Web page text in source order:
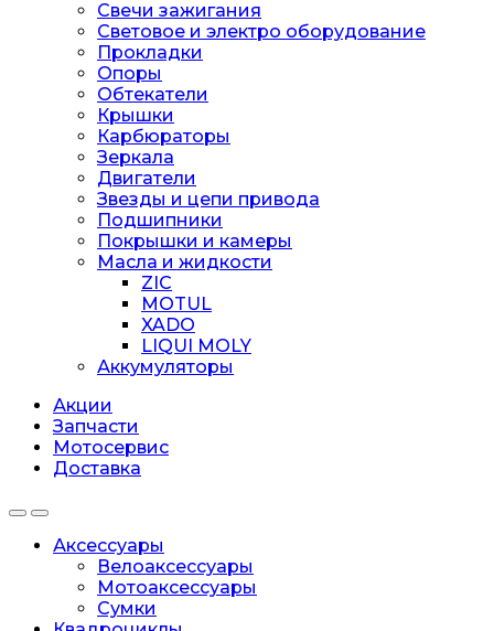
Свечи зажигания
Световое и электро оборудование
Прокладки
Опоры
Обтекатели
Крышки
Карбюраторы
Зеркала
Двигатели
Звезды и цепи привода
Подшипники
Покрышки и камеры
Масла и жидкости
ZIC
MOTUL
XADO
LIQUI MOLY
Аккумуляторы
Акции
Запчасти
Мотосервис
Доставка
Аксессуары
Велоаксессуары
Мотоаксессуары
Сумки